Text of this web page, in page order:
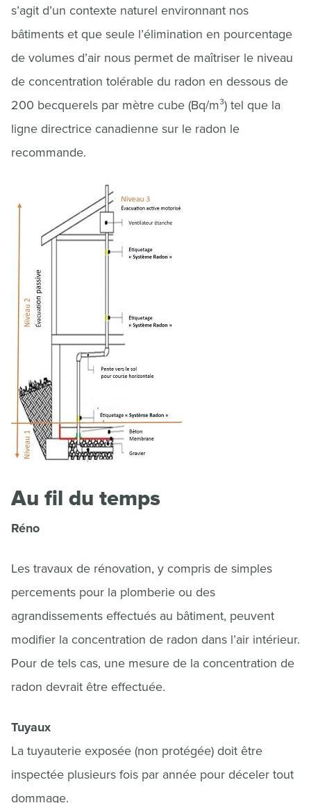
s’agit d’un contexte naturel environnant nos
bâtiments et que seule l’élimination en pourcentage
de volumes d’air nous permet de maîtriser le niveau
de concentration tolérable du radon en dessous de
200 becquerels par mètre cube (Bq/m³) tel que la
ligne directrice canadienne sur le radon le
recommande.
Au fil du temps
Réno
Les travaux de rénovation, y compris de simples
percements pour la plomberie ou des
agrandissements effectués au bâtiment, peuvent
modifier la concentration de radon dans l’air intérieur.
Pour de tels cas, une mesure de la concentration de
radon devrait être effectuée.
Tuyaux
La tuyauterie exposée (non protégée) doit être
inspectée plusieurs fois par année pour déceler tout
dommage.